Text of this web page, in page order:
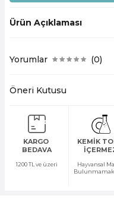
Ürün Açıklaması
Yorumlar (0)
Öneri Kutusu
KARGO
BEDAVA
1200 TL ve üzeri
KEMİK
Hayvansal